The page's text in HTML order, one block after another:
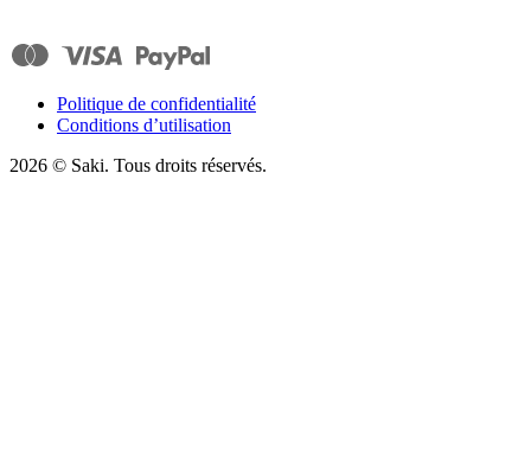
Politique de confidentialité
Conditions d’utilisation
2026 © Saki. Tous droits réservés.